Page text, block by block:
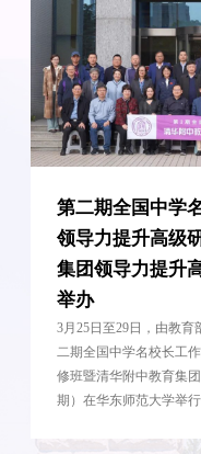
研究联盟
附中教育
第一期）
心举办的第
力提升高级研
研修班（第一